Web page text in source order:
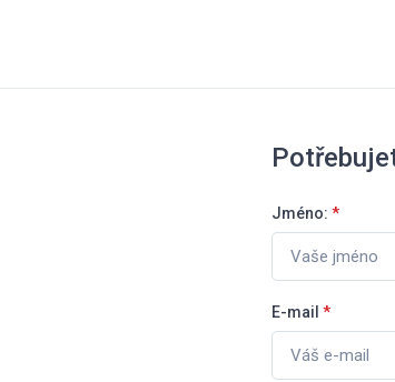
Jméno: *
E-mail *